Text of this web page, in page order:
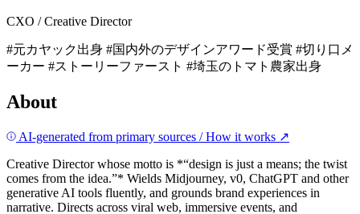
CXO / Creative Director
#元カヤック出身 #国内外のデザインアワード受賞 #切り口メ
ーカー #ストーリーファースト #埼玉のトマト農家出身
About
AI-generated from primary sources / How it works ↗
Creative Director whose motto is *“design is just a means; the twist
comes from the idea.”* Wields Midjourney, v0, ChatGPT and other
generative AI tools fluently, and grounds brand experiences in
narrative. Directs across viral web, immersive events, and